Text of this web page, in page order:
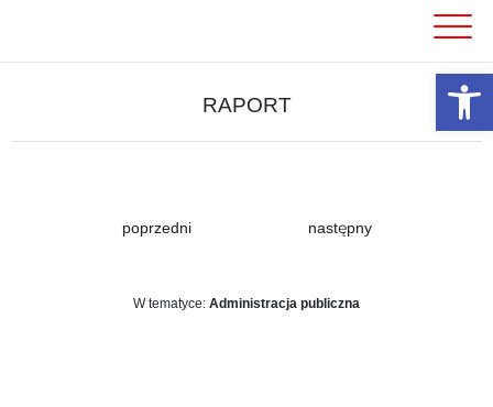
RAPORT
poprzedni następny
W tematyce: Administracja publiczna